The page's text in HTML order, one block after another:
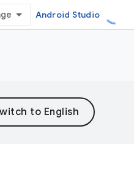
Android Studio